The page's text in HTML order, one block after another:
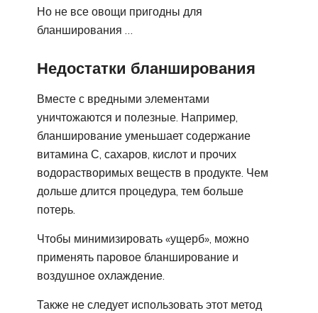
Но не все овощи пригодны для
бланширования …
Недостатки бланширования
Вместе с вредными элементами
уничтожаются и полезные. Например,
бланширование уменьшает содержание
витамина С, сахаров, кислот и прочих
водорастворимых веществ в продукте. Чем
дольше длится процедура, тем больше
потерь.
Чтобы минимизировать «ущерб», можно
применять паровое бланширование и
воздушное охлаждение.
Также не следует использовать этот метод